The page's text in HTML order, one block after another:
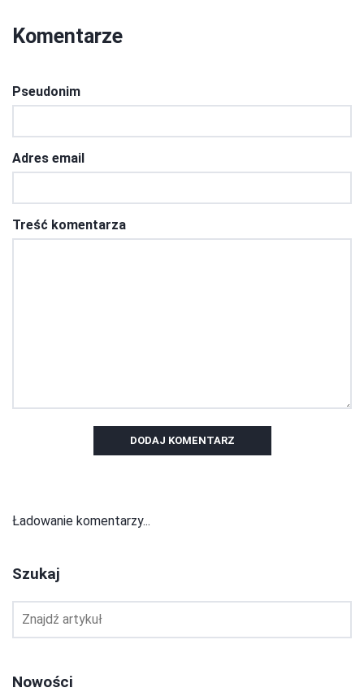
Komentarze
Pseudonim
Adres email
Treść komentarza
DODAJ KOMENTARZ
Ładowanie komentarzy...
Szukaj
Nowości